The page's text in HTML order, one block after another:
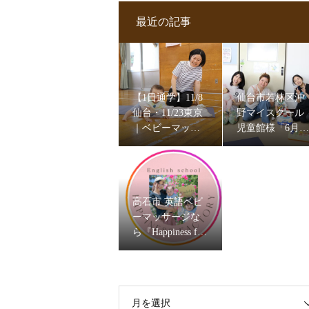
最近の記事
【1日通学】11/8
仙台・11/23東京
｜ベビーマッサ
ージ＆ママヨガ
資格試験を開催
します
仙台市若林区沖
野マイスクール
児童館様「6月ベ
ビーマッサージ
高石市 英語ベビ
ーマッサージな
ら『Happiness fact
ory』はるか先生
月を選択